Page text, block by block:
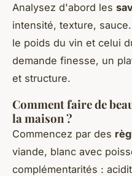
Analysez d'abord les
intensité, texture,
le poids du vin et celui
demande finesse, un
et structure.
Comment faire de
la maison ?
Commencez par des
viande, blanc avec
complémentarités :